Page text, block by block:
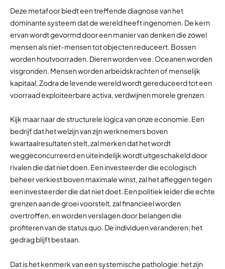
Deze metafoor biedt een treffende diagnose van het
dominante systeem dat de wereld heeft ingenomen. De kern
ervan wordt gevormd door een manier van denken die zowel
mensen als niet-mensen tot objecten reduceert. Bossen
worden houtvoorraden. Dieren worden vee. Oceanen worden
visgronden. Mensen worden arbeidskrachten of menselijk
kapitaal. Zodra de levende wereld wordt gereduceerd tot een
voorraad exploiteerbare activa, verdwijnen morele grenzen.
Kijk maar naar de structurele logica van onze economie. Een
bedrijf dat het welzijn van zijn werknemers boven
kwartaalresultaten stelt, zal merken dat het wordt
weggeconcurreerd en uiteindelijk wordt uitgeschakeld door
rivalen die dat niet doen. Een investeerder die ecologisch
beheer verkiest boven maximale winst, zal het afleggen tegen
een investeerder die dat niet doet. Een politiek leider die echte
grenzen aan de groei voorstelt, zal financieel worden
overtroffen, en worden verslagen door belangen die
profiteren van de status quo. De individuen veranderen; het
gedrag blijft bestaan.
Dat is het kenmerk van een systemische pathologie: het zijn